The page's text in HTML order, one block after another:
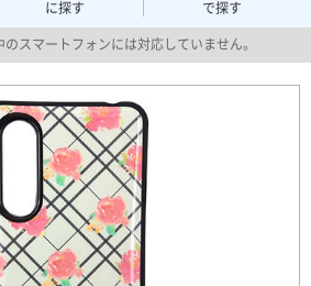
に探す
で探す
スマートフォンには対応していません。